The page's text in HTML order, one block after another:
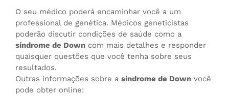
O seu médico poderá encaminhar você a um
professional de genética. Médicos geneticistas
poderão discutir condições de saúde como a
síndrome de Down com mais detalhes e responder
quaisquer questões que você tenha sobre seus
resultados.
Outras informações sobre a síndrome de Down você
pode obter online: